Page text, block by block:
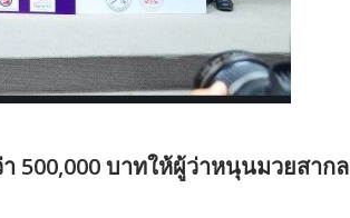
500,000 บาทให้ผู้ว่าหนุนมวยสากล